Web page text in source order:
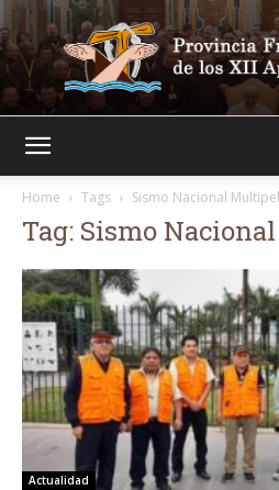
Home
Tags Sismo Nacional
Tag: Sismo
Actualidad